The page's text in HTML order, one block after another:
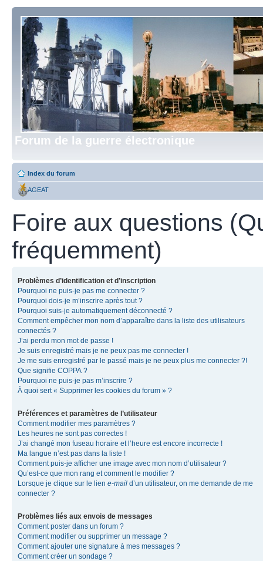
Forum de la guerre électronique
Index du forum
AGEAT
Foire aux questions
fréquemment)
Problèmes d’identification et d’inscription
Pourquoi ne puis-je pas me connecter ?
Pourquoi dois-je m’inscrire après tout ?
Pourquoi suis-je automatiquement déconnecté ?
Comment empêcher mon nom d’apparaître dans la liste des utilisateurs
connectés ?
J’ai perdu mon mot de passe !
Je suis enregistré mais je ne peux pas me connecter !
Je me suis enregistré par le passé mais je ne peux plus me connecter ?!
Que signifie COPPA ?
Pourquoi ne puis-je pas m’inscrire ?
À quoi sert « Supprimer les cookies du forum » ?
Préférences et paramètres de l’utilisateur
Comment modifier mes paramètres ?
Les heures ne sont pas correctes !
J’ai changé mon fuseau horaire et l’heure est encore incorrecte !
Ma langue n’est pas dans la liste !
Comment puis-je afficher une image avec mon nom d’utilisateur ?
Qu’est-ce que mon rang et comment le modifier ?
Lorsque je clique sur le lien e-mail d’un utilisateur, on me demande de me
connecter ?
Problèmes liés aux envois de messages
Comment poster dans un forum ?
Comment modifier ou supprimer un message ?
Comment ajouter une signature à mes messages ?
Comment créer un sondage ?